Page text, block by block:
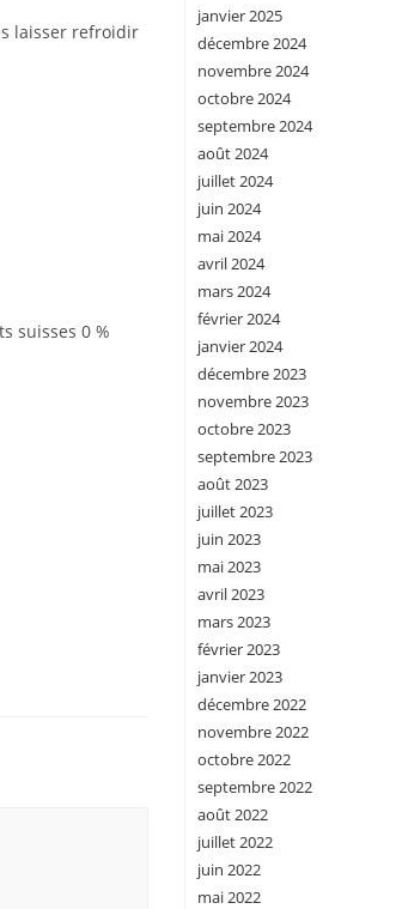
laisser refroidir
suisses 0 %
janvier 2025
décembre 2024
novembre 2024
octobre 2024
septembre 2024
août 2024
juillet 2024
juin 2024
mai 2024
avril 2024
mars 2024
février 2024
janvier 2024
décembre 2023
novembre 2023
octobre 2023
septembre 2023
août 2023
juillet 2023
juin 2023
mai 2023
avril 2023
mars 2023
février 2023
janvier 2023
décembre 2022
novembre 2022
octobre 2022
septembre 2022
août 2022
juillet 2022
juin 2022
mai 2022